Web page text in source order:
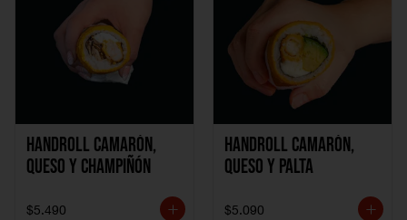
Handroll Camarón,
Queso y Champiñón
$5.490
Handroll Camarón,
Queso y Palta
$5.090